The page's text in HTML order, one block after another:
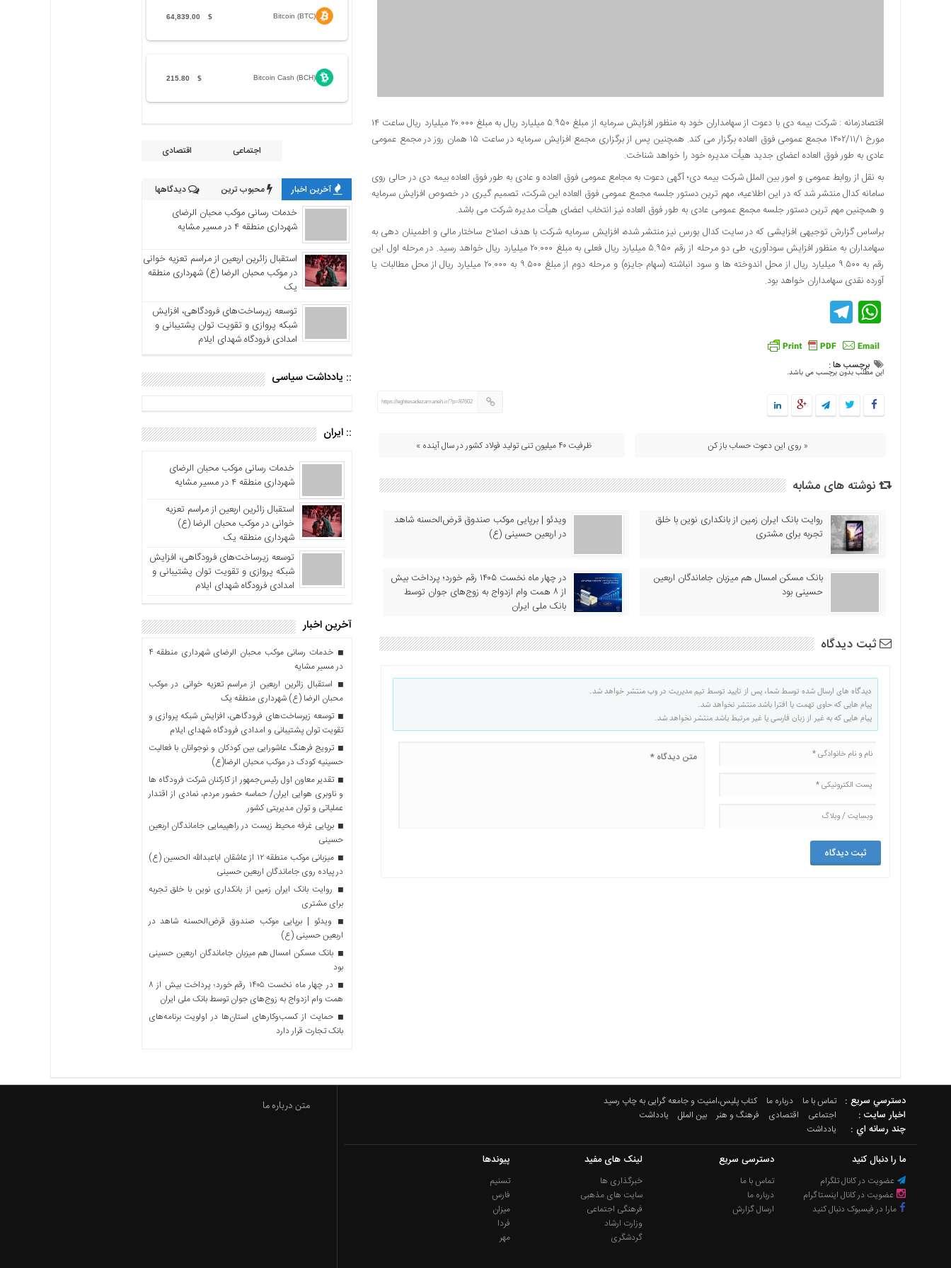
اقتصادزمانه : شرکت بیمه دی با دعوت از سهامداران خود به منظور افزایش سرمایه از مبلغ ۵.۹۵۰ میلیارد ریال به مبلغ ۲۰.۰۰۰ میلیارد ریال ساعت ۱۴
مورخ ۱۴۰۲/۱۱/۱ مجمع عمومی فوق العاده برگزار می کند. همچنین پس از برگزاری مجمع افزایش سرمایه در ساعت ۱۵ همان روز در مجمع عمومی
عادی به طور فوق العاده اعضای جدید هیأت مدیره خود را خواهد شناخت.
به نقل از روابط عمومی و امور بین الملل شرکت بیمه دی؛ آگهی دعوت به مجامع عمومی فوق العاده و عادی به طور فوق العاده بیمه دی در حالی روی
سامانه کدال منتشر شد که در این اطلاعیه، مهم ترین دستور جلسه مجمع عمومی فوق العاده این شرکت، تصمیم گیری در خصوص افزایش سرمایه
و همچنین مهم ترین دستور جلسه مجمع عمومی عادی به طور فوق العاده نیز انتخاب اعضای هیأت مدیره شرکت می باشد.
براساس گزارش توجیهی افزایشی که در سایت کدال بورس نیز منتشر شده، افزایش سرمایه شرکت با هدف اصلاح ساختار مالی و اطمینان دهی به
سهامداران به منظور افزایش سودآوری، طی دو مرحله از رقم ۵.۹۵۰ میلیارد ریال فعلی به مبلغ ۲۰.۰۰۰ میلیارد ریال خواهد رسید. در مرحله اول این
رقم به ۹.۵۰۰ میلیارد ریال از محل اندوخته ها و سود انباشته (سهام جایزه) و مرحله دوم از مبلغ ۹.۵۰۰ به ۲۰.۰۰۰ میلیارد ریال از محل مطالبات یا
آورده نقدی سهامداران خواهد بود.
WhatsApp
Telegram
برچسب ها :
این مطلب بدون برچسب می باشد.
https://eghtesadezamaneh.ir/?p=87602
« روی این دعوت حساب باز کن ظرفیت ۴۰ میلیون تنی تولید فولاد کشور در سال آینده »
نوشته های مشابه
روایت بانک ایران زمین از بانکداری نوین با خلق
تجربه برای مشتری
ویدئو | برپایی موکب صندوق قرض‌الحسنه شاهد
در اربعین حسینی (ع)
بانک مسکن امسال هم میزبان جاماندگان اربعین
حسینی بود
در چهار ماه نخست ۱۴۰۵ رقم خورد؛ پرداخت بیش
از ۸ همت وام ازدواج به زوج‌های جوان توسط
بانک ملی ایران
ثبت دیدگاه
دیدگاه های ارسال شده توسط شما، پس از تایید توسط تیم مدیریت در وب منتشر خواهد شد.
پیام هایی که حاوی تهمت یا افترا باشد منتشر نخواهد شد.
پیام هایی که به غیر از زبان فارسی یا غیر مرتبط باشد منتشر نخواهد شد.
Bitcoin (BTC)
$
64,839.00
Bitcoin Cash (BCH)
$
215.80
اجتماعی اقتصادی
آخرین اخبار محبوب ترین دیدگاهها
خدمات رسانی موکب محبان الرضای
شهرداری منطقه ۴ در مسیر مشایه
استقبال زائرین اربعین از مراسم تعزیه خوانی
در موکب محبان الرضا (ع) شهرداری منطقه
یک
توسعه زیرساخت‌های فرودگاهی، افزایش
شبکه پروازی و تقویت توان پشتیبانی و
امدادی فرودگاه شهدای ایلام
:: یادداشت سیاسی
:: ایران
خدمات رسانی موکب محبان الرضای
شهرداری منطقه ۴ در مسیر مشایه
استقبال زائرین اربعین از مراسم تعزیه
خوانی در موکب محبان الرضا (ع)
شهرداری منطقه یک
توسعه زیرساخت‌های فرودگاهی، افزایش
شبکه پروازی و تقویت توان پشتیبانی و
امدادی فرودگاه شهدای ایلام
آخرین اخبار
خدمات رسانی موکب محبان الرضای شهرداری منطقه ۴
در مسیر مشایه
استقبال زائرین اربعین از مراسم تعزیه خوانی در موکب
محبان الرضا (ع) شهرداری منطقه یک
توسعه زیرساخت‌های فرودگاهی، افزایش شبکه پروازی و
تقویت توان پشتیبانی و امدادی فرودگاه شهدای ایلام
ترویج فرهنگ عاشورایی بین کودکان و نوجوانان با فعالیت
حسینیه کودک در موکب محبان الرضا(ع)
تقدیر معاون اول رئیس‌جمهور از کارکنان شرکت فرودگاه ها
و ناوبری هوایی ایران/ حماسه حضور مردم، نمادی از اقتدار
عملیاتی و توان مدیریتی کشور
برپایی غرفه محیط زیست در راهپیمایی جاماندگان اربعین
حسینی
میزبانی موکب منطقه ۱۲ از عاشقان اباعبدالله الحسین (ع)
در پیاده روی جاماندگان اربعین حسینی
روایت بانک ایران زمین از بانکداری نوین با خلق تجربه
برای مشتری
ویدئو | برپایی موکب صندوق قرض‌الحسنه شاهد در
اربعین حسینی (ع)
بانک مسکن امسال هم میزبان جاماندگان اربعین حسینی
بود
در چهار ماه نخست ۱۴۰۵ رقم خورد؛ پرداخت بیش از ۸
همت وام ازدواج به زوج‌های جوان توسط بانک ملی ایران
حمایت از کسب‌وکارهای استان‌ها در اولویت برنامه‌های
بانک تجارت قرار دارد
دسترسي سريع : تماس با ما درباره ما کتاب پلیس،امنیت و جامعه گرایی به چاپ رسید
اخبار سایت : اجتماعی اقتصادی فرهنگ و هنر بین الملل یادداشت
چند رسانه اي : یادداشت
ما را دنبال کنید
عضویت در کانال تلگرام
عضویت در کانال اینستاگرام
مارا در فیسبوک دنبال کنید
دسترسی سریع
تماس با ما
درباره ما
ارسال گزارش
لینک های مفید
خبرگذاری ها
سایت های مذهبی
فرهنگی اجتماعی
وزارت ارشاد
گردشگری
پیوندها
تسنیم
فارس
میزان
فردا
مهر
متن درباره ما